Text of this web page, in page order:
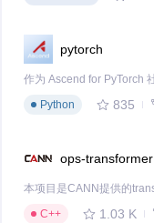
pytorch
Python
835
ops-transformer
C++
1.03 K